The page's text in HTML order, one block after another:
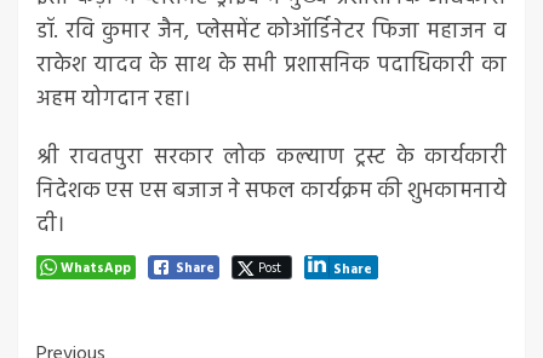
डॉ. रवि कुमार जैन, प्लेसमेंट कोऑर्डिनेटर फिजा महाजन व
राकेश यादव के साथ के सभी प्रशासनिक पदाधिकारी का
अहम योगदान रहा।
श्री रावतपुरा सरकार लोक कल्याण ट्रस्ट के कार्यकारी
निदेशक एस एस बजाज ने सफल कार्यक्रम की शुभकामनाये
दी।
WhatsApp Share Post Share